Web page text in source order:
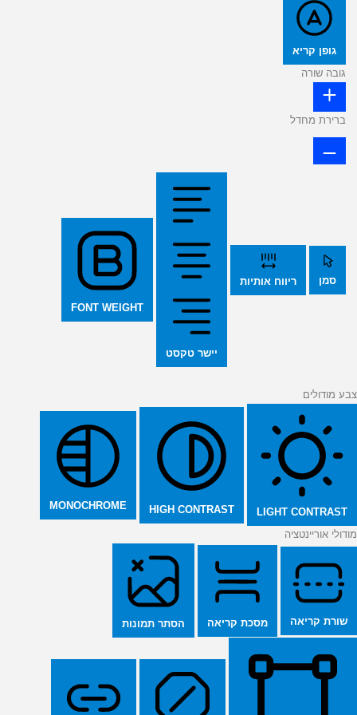
גופן קריא
גובה שורה
ברירת מחדל
סמן ריווח אותיות
יישר טקסט
FONT WEIGHT
צבע מודולים
LIGHT CONTRAST
HIGH CONTRAST
MONOCHROME
מודולי אוריינטציה
שורת קריאה מסכת קריאה הסתר תמונות